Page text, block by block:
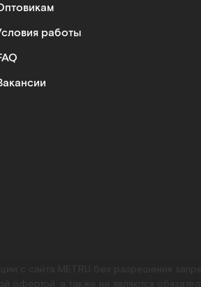
работы
с сайта MET.RU без разрешения
офертой, а также не являются